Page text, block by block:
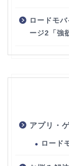
ロードモ
ージ2「強
アプリ・
ロード